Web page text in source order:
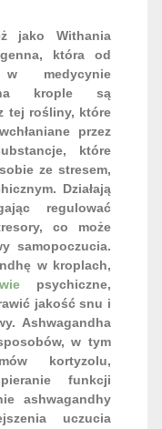
jako Withania
która od
medycynie
krople są
tej rośliny, które
przez
które
ze stresem,
Działają
regulować
co może
samopoczucia.
w kroplach,
psychiczne,
jakość snu i
Ashwagandha
w tym
kortyzolu,
funkcji
ashwagandhy
uczucia